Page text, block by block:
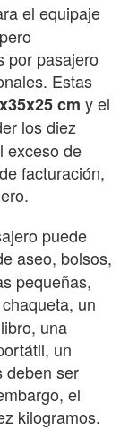
el equipaje
por pasajero
Estas
cm y el
los diez
exceso de
facturación,
puede
aseo, bolsos,
pequeñas,
un
una
un
deben ser
el
kilogramos.